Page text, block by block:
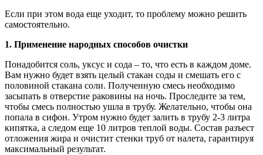
Если при этом вода еще уходит, то проблему можно решить
самостоятельно.
1. Применение народных способов очистки
Понадобится соль, уксус и сода – то, что есть в каждом доме.
Вам нужно будет взять целый стакан соды и смешать его с
половиной стакана соли. Полученную смесь необходимо
засыпать в отверстие раковины на ночь. Проследите за тем,
чтобы смесь полностью ушла в трубу. Желательно, чтобы она
попала в сифон. Утром нужно будет залить в трубу 2-3 литра
кипятка, а следом еще 10 литров теплой воды. Состав разъест
отложения жира и очистит стенки труб от налета, гарантируя
максимальный результат.